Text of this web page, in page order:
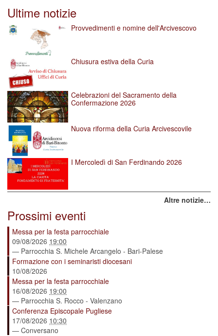
Ultime notizie
Provvedimenti e nomine dell'Arcivescovo
Chiusura estiva della Curia
Celebrazioni del Sacramento della
Confermazione 2026
Nuova riforma della Curia Arcivescovile
I Mercoledì di San Ferdinando 2026
Altre notizie…
Prossimi eventi
Messa per la festa parrocchiale
09/08/2026 19:00
— Parrocchia S. Michele Arcangelo - Bari-Palese
Formazione con i seminaristi diocesani
10/08/2026
Messa per la festa parrocchiale
16/08/2026 19:00
— Parrocchia S. Rocco - Valenzano
Conferenza Episcopale Pugliese
17/08/2026 10:30
— Conversano